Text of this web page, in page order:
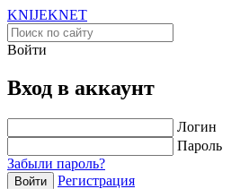
KNIJEKNET
Войти
Вход в аккаунт
Логин
Пароль
Забыли пароль?
Войти
Регистрация